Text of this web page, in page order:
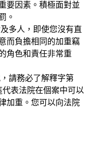
要因素。積極面對並
。
多人，即使您沒有直
而負擔相同的加重竊
角色和責任非常重
請務必了解釋字第
表法院在個案中可以
加重。您可以向法院